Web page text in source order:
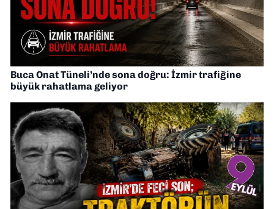
Buca Onat Tüneli’nde sona doğru: İzmir trafiğine
büyük rahatlama geliyor